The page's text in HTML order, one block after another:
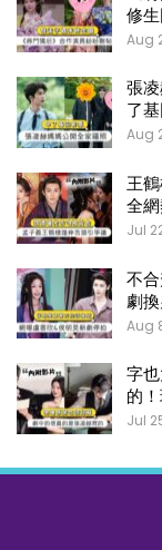
修
Aug
張
了
Aug
王
全
Jul
不
劇
Aug
字
的
Jul